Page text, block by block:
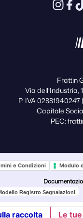
Frattin
Via dell’Industria,
P. IVA
Capitale
PEC:
e Condizioni Modulo
Registro Segnalazioni
raccolta Le